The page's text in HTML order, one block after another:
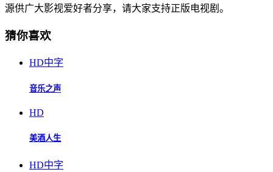
源供广大影视爱好者分享，请大家支持正版电视剧。
猜你喜欢
HD中字
音乐之声
HD
美酒人生
HD中字